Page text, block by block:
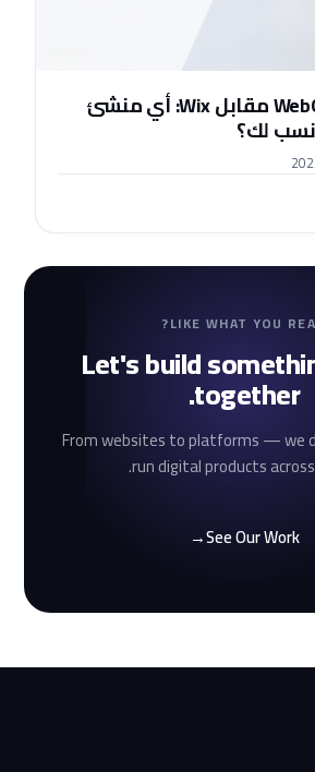
WebOps AI Builder مقابل Wix: أي منشئ
لك؟
LIKE WHAT YOU
Let's build
together.
From websites to platforms — we
run digital products across
See Our Work
→